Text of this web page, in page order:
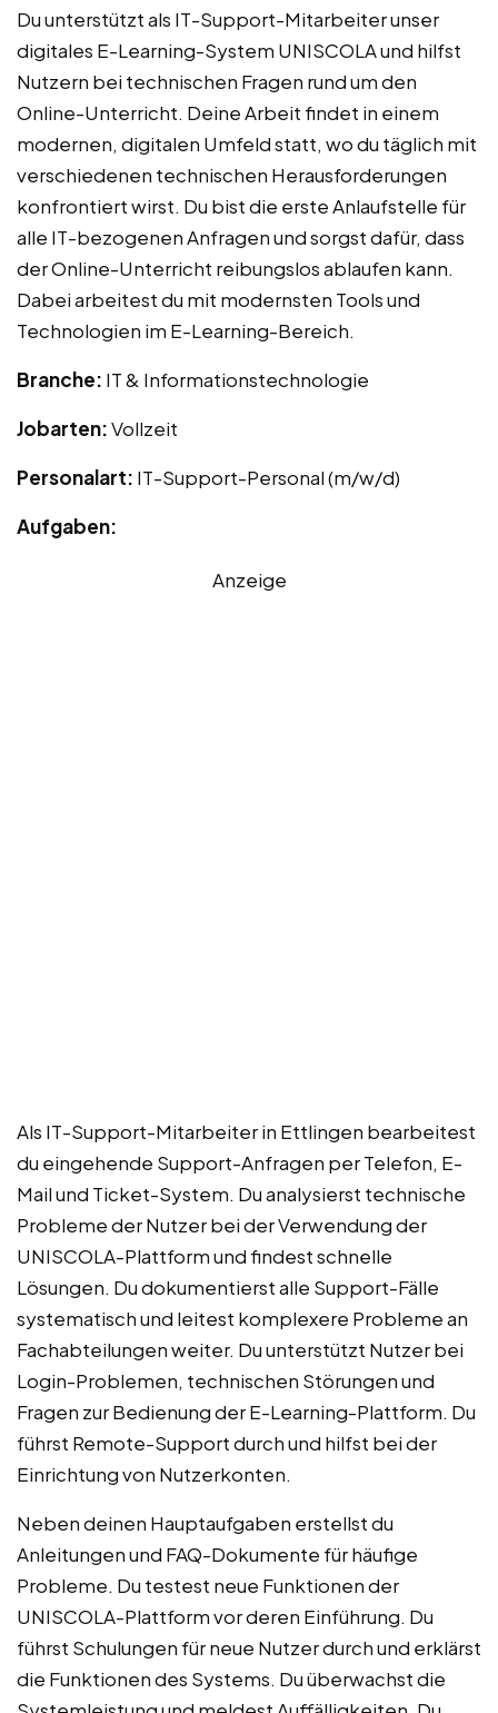
Du unterstützt als IT-Support-Mitarbeiter unser
digitales E-Learning-System UNISCOLA und hilfst
Nutzern bei technischen Fragen rund um den
Online-Unterricht. Deine Arbeit findet in einem
modernen, digitalen Umfeld statt, wo du täglich mit
verschiedenen technischen Herausforderungen
konfrontiert wirst. Du bist die erste Anlaufstelle für
alle IT-bezogenen Anfragen und sorgst dafür, dass
der Online-Unterricht reibungslos ablaufen kann.
Dabei arbeitest du mit modernsten Tools und
Technologien im E-Learning-Bereich.
Branche: IT & Informationstechnologie
Jobarten:Vollzeit
Personalart: IT-Support-Personal (m/w/d)
Aufgaben:
Anzeige
Als IT-Support-Mitarbeiter in Ettlingen bearbeitest
du eingehende Support-Anfragen per Telefon, E-
Mail und Ticket-System. Du analysierst technische
Probleme der Nutzer bei der Verwendung der
UNISCOLA-Plattform und findest schnelle
Lösungen. Du dokumentierst alle Support-Fälle
systematisch und leitest komplexere Probleme an
Fachabteilungen weiter. Du unterstützt Nutzer bei
Login-Problemen, technischen Störungen und
Fragen zur Bedienung der E-Learning-Plattform. Du
führst Remote-Support durch und hilfst bei der
Einrichtung von Nutzerkonten.
Neben deinen Hauptaufgaben erstellst du
Anleitungen und FAQ-Dokumente für häufige
Probleme. Du testest neue Funktionen der
UNISCOLA-Plattform vor deren Einführung. Du
führst Schulungen für neue Nutzer durch und erklärst
die Funktionen des Systems. Du überwachst die